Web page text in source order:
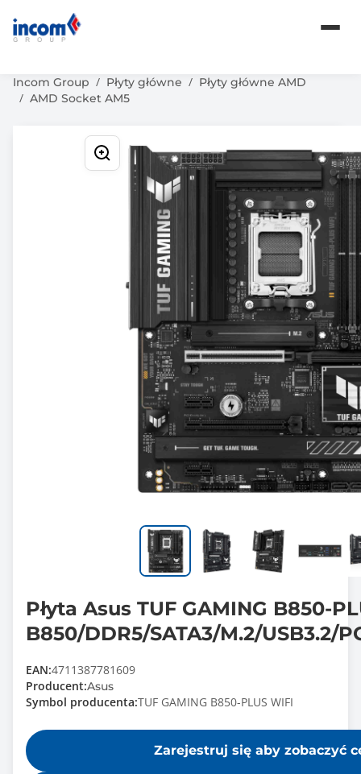
Incom Group Płyty główne
Płyty główne AMD
AMD Socket AM5
Płyta Asus TUF GAMING B850-
B850/DDR5/SATA3/M.2/USB3.2/
EAN:4711387781609
Producent:Asus
Symbol producenta:TUF GAMING B850-PLUS WIFI
Zarejestruj się aby zobaczyć